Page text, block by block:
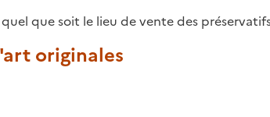
que soit le lieu de vente des
originales